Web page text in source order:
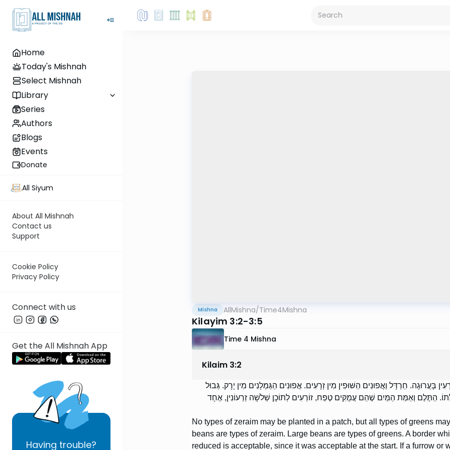
Home
Today's Mishnah
Select Mishnah
Library
Series
Authors
Blogs
Events
Donate
All Siyum
About All Mishnah
Contact us
Support
Cookie Policy
Privacy Policy
Connect with us
Get the All Mishnah App
Having trouble?
Mishna AllMishna/Time4Mishna
Kilayim 3:2-3:5
Time 4 Mishna
Kilaim 3:2
בָּעֲרוּגָה. חַרְדָּל וַאֲפוּנִים הַשּׁוּפִין מִין זְרָעִים. אֲפוּנִים הַגַּמְלָנִים מִין יָרָק. גְּבוּל
הַתֶּלֶם וְאַמַּת הַמַּיִם שֶׁהֵם עֲמֻקִּים טֶפַח, זוֹרְעִים לְתוֹכָן שְׁלֹשָׁה זֵרְעוֹנִין, אֶחָד
No types of zeraim may be planted in a patch, but all types of greens
beans are types of zeraim. Large beans are types of greens. A border
reduced is acceptable, since it was acceptable at the start. If a furrow or